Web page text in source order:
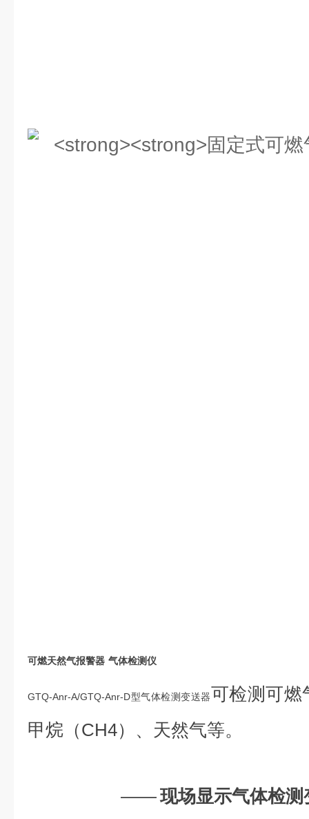
可燃天然气报警器 气体检测仪
GTQ-Anr-A/GTQ-Anr-D型气体检测变送器可检测可燃
甲烷（CH4）、天然气等。
——现场显示气体检测